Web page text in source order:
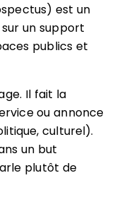
est un
un support
publics et
Il fait la
ou annonce
culturel).
un but
plutôt de